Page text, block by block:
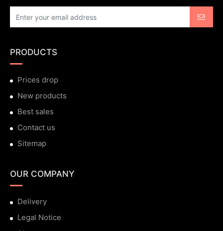
PRODUCTS
Prices drop
New products
Best sales
Contact us
Sitemap
OUR COMPANY
Delivery
Legal Notice